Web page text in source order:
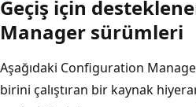
Geçiş için
Manager sürümleri
Aşağıdaki Configuration
birini çalıştıran bir kaynak